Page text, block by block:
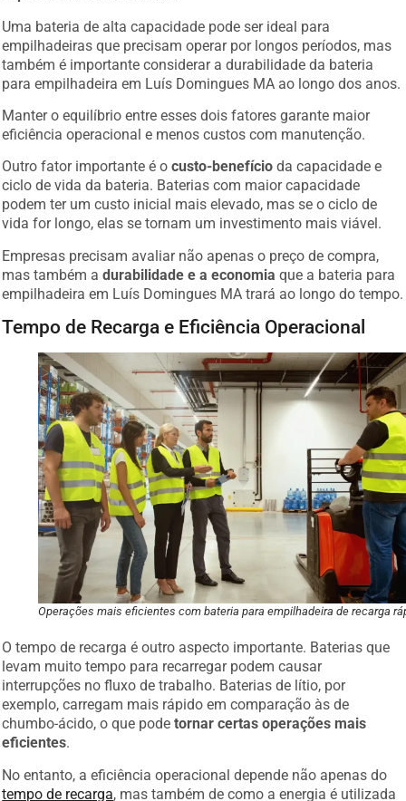
Uma bateria de alta capacidade pode ser ideal para
empilhadeiras que precisam operar por longos períodos, mas
também é importante considerar a durabilidade da bateria
para empilhadeira em Luís Domingues MA ao longo dos anos.
Manter o equilíbrio entre esses dois fatores garante maior
eficiência operacional e menos custos com manutenção.
Outro fator importante é ocusto-benefício da capacidade e
ciclo de vida da bateria. Baterias com maior capacidade
podem ter um custo inicial mais elevado, mas se o ciclo de
vida for longo, elas se tornam um investimento mais viável.
Empresas precisam avaliar não apenas o preço de compra,
mas também adurabilidade e a economia que a bateria para
empilhadeira em Luís Domingues MA trará ao longo do tempo.
Tempo de Recarga e Eficiência Operacional
Operações mais eficientes com bateria para empilhadeira de recarga
O tempo de recarga é outro aspecto importante. Baterias que
levam muito tempo para recarregar podem causar
interrupções no fluxo de trabalho. Baterias de lítio, por
exemplo, carregam mais rápido em comparação às de
chumbo-ácido, o que podetornar certas operações mais
eficientes
No entanto, a eficiência operacional depende não apenas do
tempo de recarga , mas também de como a energia é utilizada